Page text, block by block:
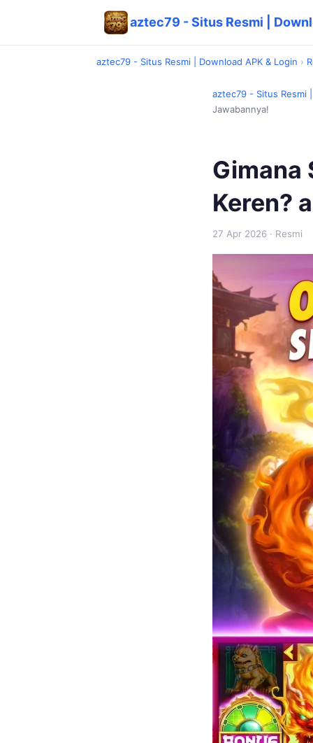
aztec79 - Situs Resmi |
aztec79 - Situs Resmi | Download APK & Login ›
aztec79 - Situs Resmi
Jawabannya!
Gimana
Keren?
27 Apr 2026 · Resmi